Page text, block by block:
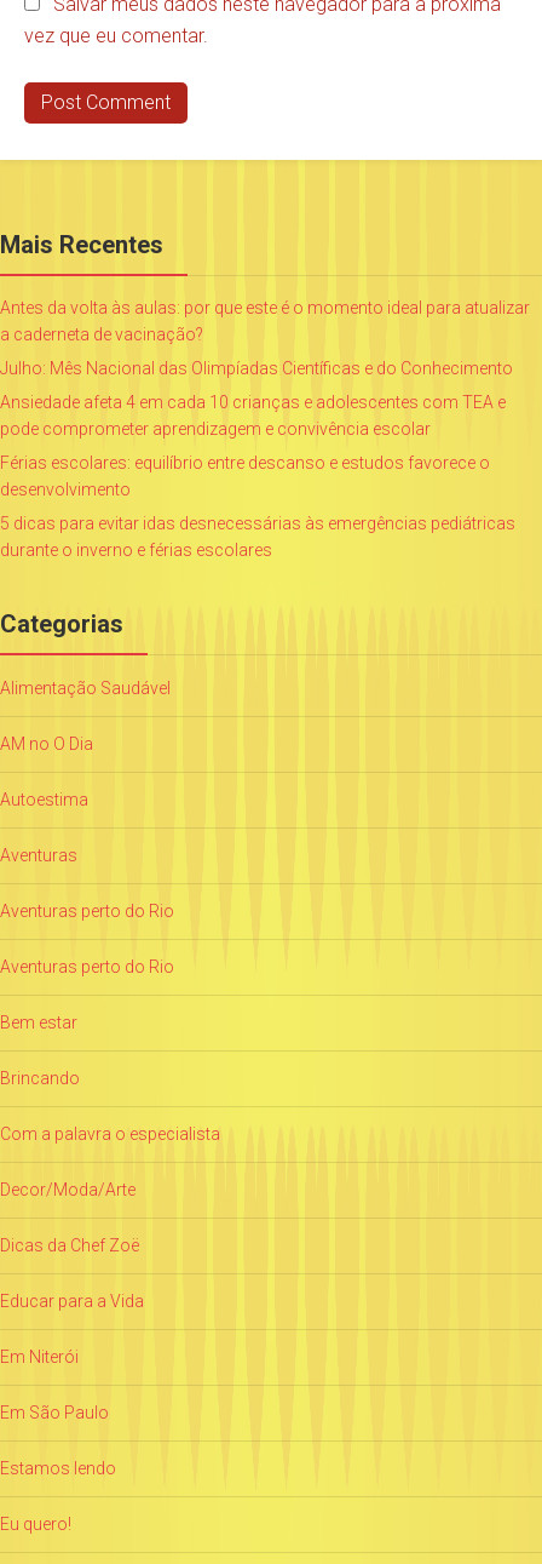
vez que eu comentar.
Mais Recentes
Antes da volta às aulas: por que este é o momento ideal para atualizar
a caderneta de vacinação?
Julho: Mês Nacional das Olimpíadas Científicas e do Conhecimento
Ansiedade afeta 4 em cada 10 crianças e adolescentes com TEA e
pode comprometer aprendizagem e convivência escolar
Férias escolares: equilíbrio entre descanso e estudos favorece o
desenvolvimento
5 dicas para evitar idas desnecessárias às emergências pediátricas
durante o inverno e férias escolares
Categorias
Alimentação Saudável
AM no O Dia
Autoestima
Aventuras
Aventuras perto do Rio
Aventuras perto do Rio
Bem estar
Brincando
Com a palavra o especialista
Decor/Moda/Arte
Dicas da Chef Zoë
Educar para a Vida
Em Niterói
Em São Paulo
Estamos lendo
Eu quero!